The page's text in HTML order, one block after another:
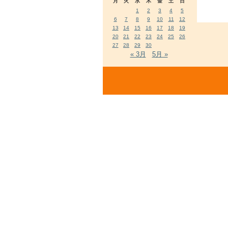
1
2 3 4
5
6
7 8 9 10 11
12
13
14 15 16 17 18
19
20
21 22 23 24 25
26
27
28 29 30
« 3月 5月 »